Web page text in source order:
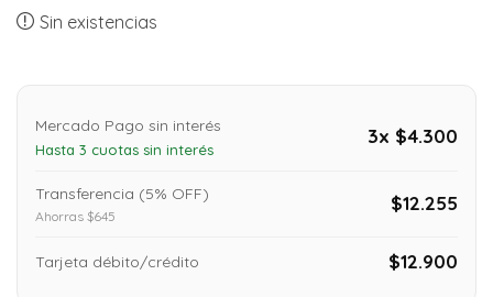
Sin existencias
Mercado Pago sin interés
Hasta 3 cuotas sin interés
3x $4.300
Transferencia (5% OFF)
Ahorras $645
$12.255
Tarjeta débito/crédito $12.900